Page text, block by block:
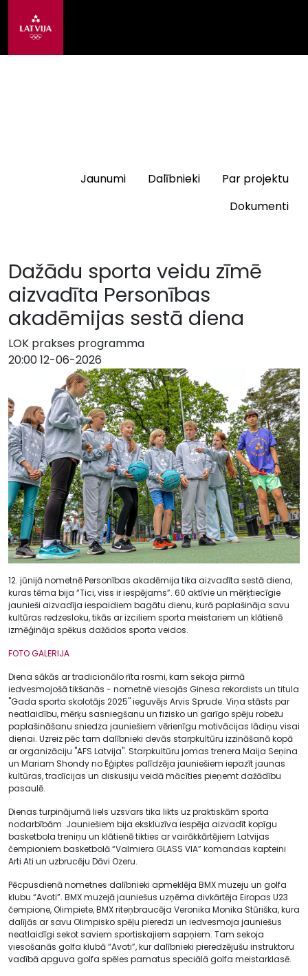
Jaunumi Dalībnieki
Par projektu
Dokumenti
Dažādu sporta veidu zīmē
aizvadīta Personības
akadēmijas sestā diena
LOK prakses programma
20:00 12-06-2026
12. jūnijā nometnē Personības akadēmija tika aizvadīta sestā diena,
kuras tēma bija “Tici, viss ir iespējams”. 60 aktīvie un mērķtiecīgie
jaunieši aizvadīja iespaidiem bagātu dienu, kurā paplašināja savu
kultūras redzesloku, tikās ar izciliem sporta meistariem un klātienē
izmēģināja spēkus dažādos sporta veidos.
FOTO GALERIJA
Diena sākās ar tradicionālo rīta rosmi, kam sekoja pirmā
iedvesmojošā tikšanās - nometnē viesojās Ginesa rekordists un titula
"Gada sporta skolotājs 2025" ieguvējs Arvis Sprude. Viņa stāsts par
neatlaidību, mērķu sasniegšanu un fizisko un garīgo spēju robežu
paplašināšanu sniedza jauniešiem vērienīgu motivācijas lādiņu visai
dienai. Uzreiz pēc tam dalībnieki devās starpkultūru izzināšanā kopā
ar organizāciju "AFS Latvija". Starpkultūru jomas trenera Maija Seņina
un Mariam Shondy no Ēģiptes palīdzēja jauniešiem iepazīt jaunas
kultūras, tradīcijas un diskusiju veidā mācīties pieņemt dažādību
pasaulē.
Dienas turpinājumā liels uzsvars tika likts uz praktiskām sporta
nodarbībām. Jauniešiem bija ekskluzīva iespēja aizvadīt kopīgu
basketbola treniņu un klātienē tikties ar vairākkārtējiem Latvijas
čempioniem basketbolā “Valmiera GLASS VIA” komandas kapteini
Arti Ati un uzbrucēju Dāvi Ozeru.
Pēcpusdienā nometnes dalībnieki apmeklēja BMX muzeju un golfa
klubu “Avoti”. BMX muzejā jauniešus uzņēma divkārtēja Eiropas U23
čempione, Olimpiete, BMX riteņbraucēja Veronika Monika Stūriška, kura
dalījās ar savu Olimpisko spēļu pieredzi un iedvesmoja jauniešus
neatlaidīgi sekot saviem sportiskajiem sapņiem. Tam sekoja
viesošanās golfa klubā “Avoti”, kur dalībnieki pieredzējušu instruktoru
vadībā apguva golfa spēles pamatus speciālā golfa meistarklasē.